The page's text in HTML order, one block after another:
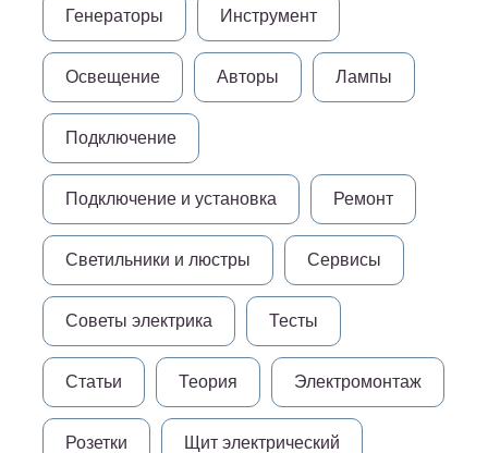
Генераторы Инструмент
Освещение Авторы Лампы
Подключение
Подключение и установка Ремонт
Светильники и люстры Сервисы
Советы электрика Тесты
Статьи Теория Электромонтаж
Розетки Щит электрический